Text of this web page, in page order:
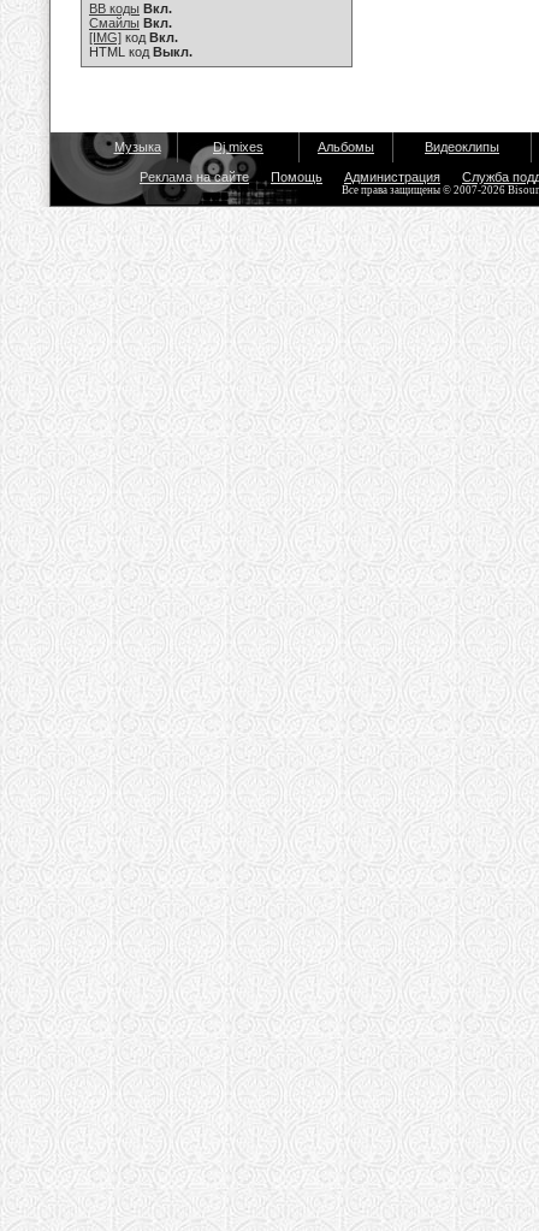
BB коды Вкл.
Смайлы Вкл.
[IMG] код Вкл.
HTML код Выкл.
Музыка Dj mixes Альбомы Видеоклипы
Реклама на сайте Помощь Администрация Служба
Все права защищены © 2007-2026